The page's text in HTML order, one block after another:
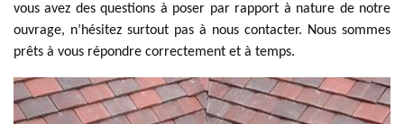
vous avez des questions à poser par rapport à nature de notre
ouvrage, n’hésitez surtout pas à nous contacter. Nous sommes
prêts à vous répondre correctement et à temps.